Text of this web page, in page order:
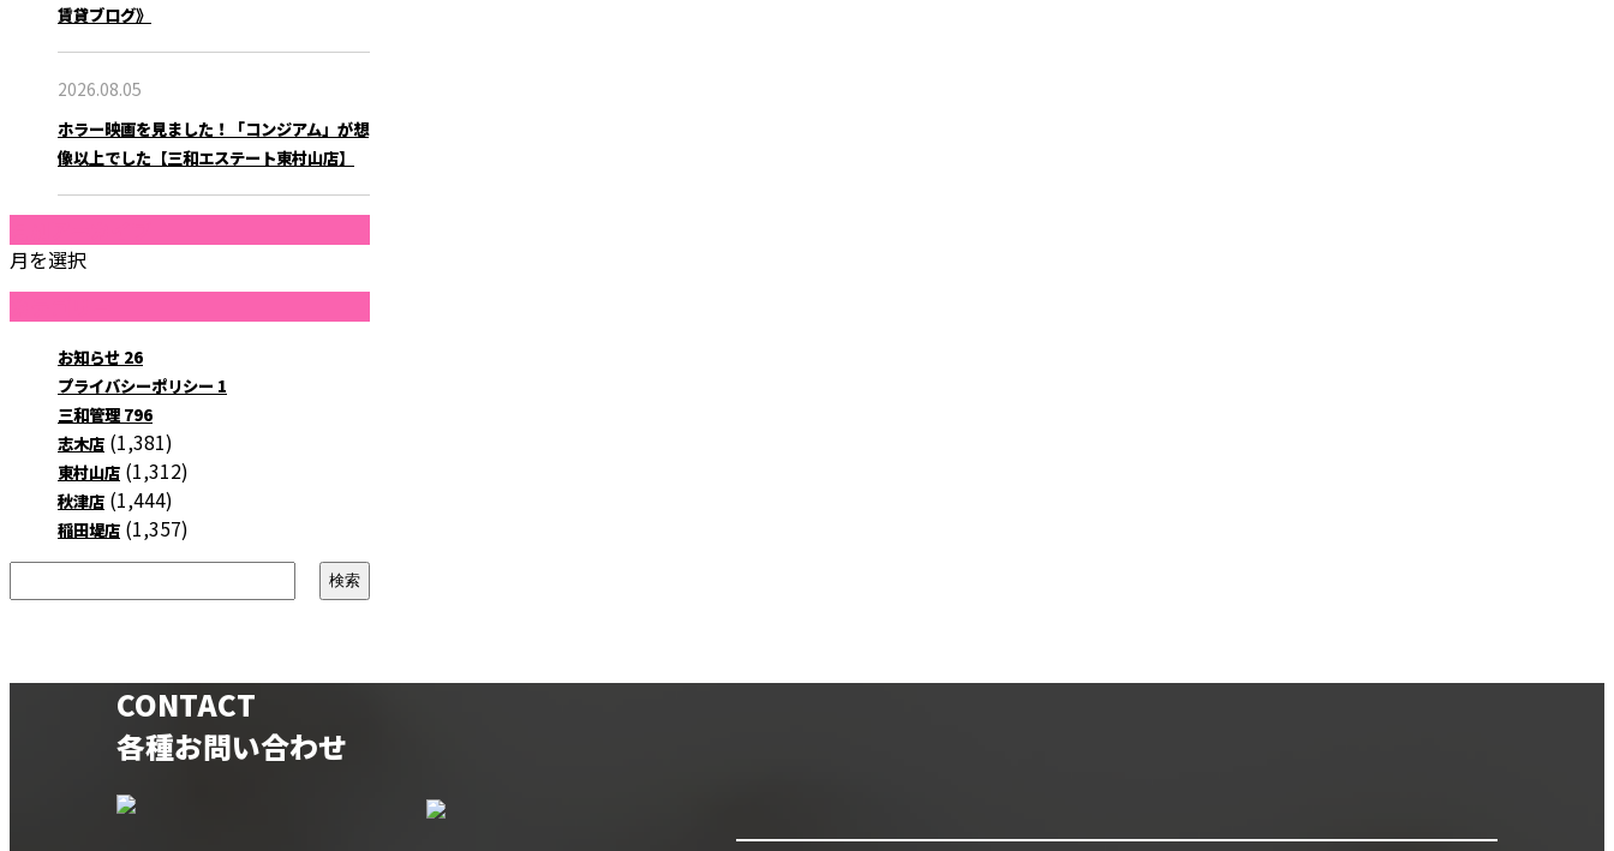
賃貸ブログ》
2026.08.05
ホラー映画を見ました！「コンジアム」が想
像以上でした【三和エステート東村山店】
月を選択
お知らせ 26
プライバシーポリシー 1
三和管理 796
志木店 (1,381)
東村山店 (1,312)
秋津店 (1,444)
稲田堤店 (1,357)
CONTACT
各種お問い合わせ